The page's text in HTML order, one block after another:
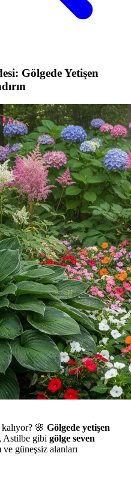
Gölgede Yetişen
🌸 Gölgede yetişen
Astilbe gibi gölge seven
ve güneşsiz alanları